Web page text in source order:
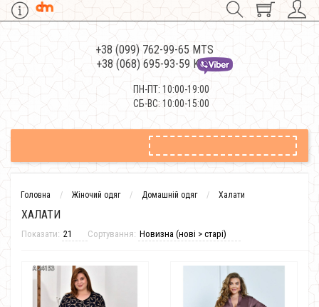
+38 (099) 762-99-65 MTS
+38 (068) 695-93-59 Kievstar
ПН-ПТ: 10:00-19:00
СБ-ВС: 10:00-15:00
Головна Жіночий одяг Домашній одяг Халати
ХАЛАТИ
Показати: Сортування: